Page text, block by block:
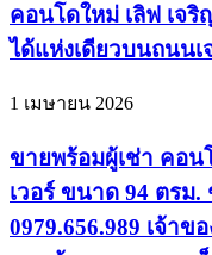
คอนโดใหม่ เลิฟ เจ
ได้แห่งเดียวบนถนนเ
1 เมษายน 2026
ขายพร้อมผู้เช่า คอน
เวอร์ ขนาด 94 ตรม.
0979.656.989 เจ้าข